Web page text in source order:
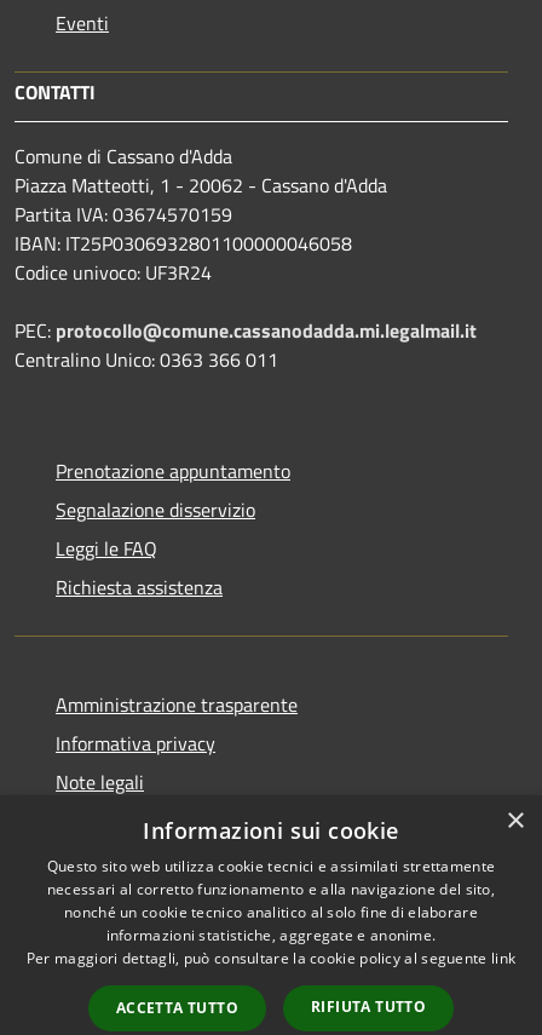
Eventi
CONTATTI
Comune di Cassano d'Adda
Piazza Matteotti, 1 - 20062 - Cassano d'Adda
Partita IVA: 03674570159
IBAN: IT25P0306932801100000046058
Codice univoco: UF3R24
PEC: protocollo@comune.cassanodadda.mi.legalmail.it
Centralino Unico: 0363 366 011
Prenotazione appuntamento
Segnalazione disservizio
Leggi le FAQ
Richiesta assistenza
Amministrazione trasparente
Informativa privacy
Note legali
Dichiarazione di accessibilità
Accessibilità
Copyright © 2026 • Comune di
Cassano d'Adda • Powered by
Municipium•
Accesso
×
Informazioni sui cookie
Questo sito web utilizza cookie tecnici e assimilati strettamente
necessari al corretto funzionamento e alla navigazione del sito,
nonché un cookie tecnico analitico al solo fine di elaborare
informazioni statistiche, aggregate e anonime.
Per maggiori dettagli, può consultare la cookie policy al seguente link
ACCETTA TUTTO RIFIUTA TUTTO